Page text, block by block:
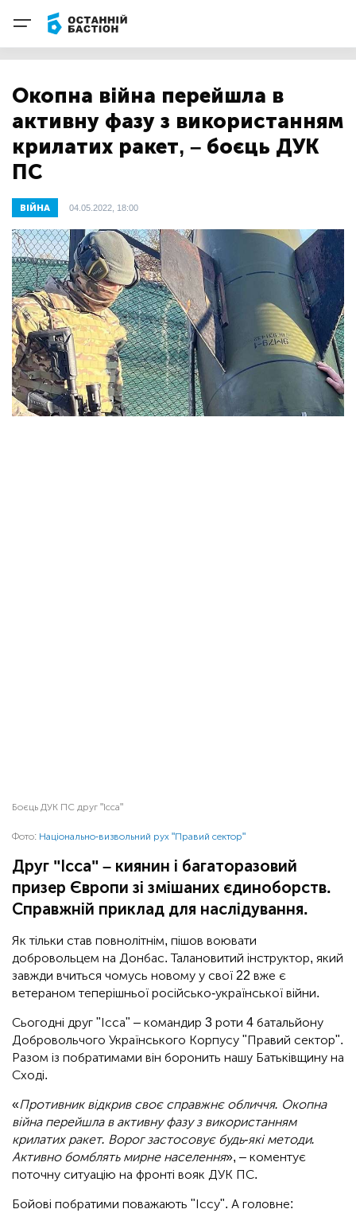
Окопна війна перейшла в
активну фазу з використанням
крилатих ракет, – боєць ДУК
ПС
ВІЙНА 04.05.2022, 18:00
Боєць ДУК ПС друг "Ісса"
Фото: Національно-визвольний рух "Правий сектор"
Друг "Ісса" – киянин і багаторазовий
призер Європи зі змішаних єдиноборств.
Справжній приклад для наслідування.
Як тільки став повнолітнім, пішов воювати
добровольцем на Донбас. Талановитий інструктор, який
завжди вчиться чомусь новому у свої 22 вже є
ветераном теперішньої російсько-української війни.
Сьогодні друг "Ісса" – командир 3 роти 4 батальйону
Добровольчого Українського Корпусу "Правий сектор".
Разом із побратимами він боронить нашу Батьківщину на
Сході.
«Противник відкрив своє справжнє обличчя. Окопна
війна перейшла в активну фазу з використанням
крилатих ракет. Ворог застосовує будь-які методи.
Активно бомблять мирне населення», – коментує
поточну ситуацію на фронті вояк ДУК ПС.
Бойові побратими поважають "Іссу". А головне: